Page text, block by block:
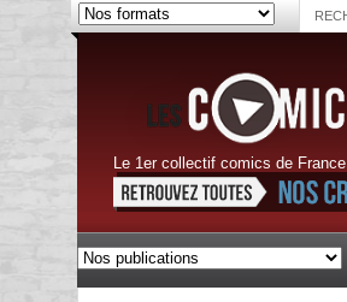
Le 1er collectif comics de France